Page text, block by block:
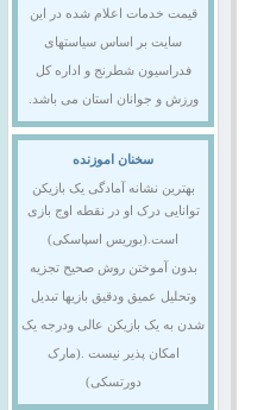
قیمت خدمات اعلام شده در این
سایت بر اساس سیاستهای
فدراسیون شطرنج و اداره کل
ورزش و جوانان استان می باشد.
سخنان اموزنده
بهترین نشانه آمادگی یک بازیکن
توانایی درک او در نقطه اوج بازی
است.(بوریس اسپاسکی)
بدون آموختن روش صحیح تجزیه
وتحلیل عمیق ودقیق بازیها تبدیل
شدن به یک بازیکن عالی ودرجه یک
امکان پذیر نیست .(مارک
دورتسکی)